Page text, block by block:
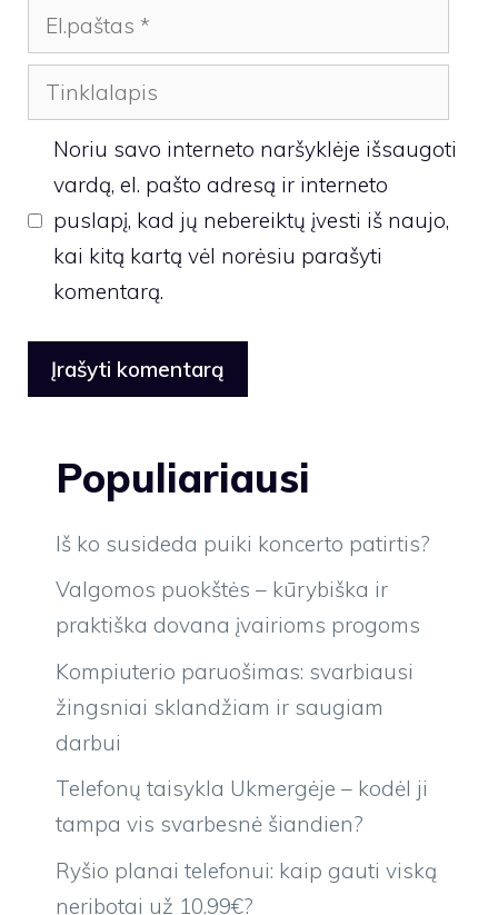
El.paštas
Tinklalapis
Noriu savo interneto naršyklėje išsaugoti
vardą, el. pašto adresą ir interneto
puslapį, kad jų nebereiktų įvesti iš naujo,
kai kitą kartą vėl norėsiu parašyti
komentarą.
Populiariausi
Iš ko susideda puiki koncerto patirtis?
Valgomos puokštės – kūrybiška ir
praktiška dovana įvairioms progoms
Kompiuterio paruošimas: svarbiausi
žingsniai sklandžiam ir saugiam
darbui
Telefonų taisykla Ukmergėje – kodėl ji
tampa vis svarbesnė šiandien?
Ryšio planai telefonui: kaip gauti viską
neribotai už 10.99€?